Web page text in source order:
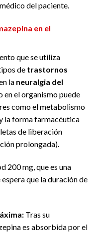
del paciente.
en el
que se utiliza
de trastornos
la neuralgia del
en el organismo puede
como el metabolismo
la forma farmacéutica
de liberación
prolongada).
200 mg, que es una
que la duración de
Tras su
es absorbida por el